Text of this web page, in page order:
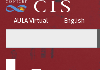
Top Menu
AULA Virtual English
Menú principal